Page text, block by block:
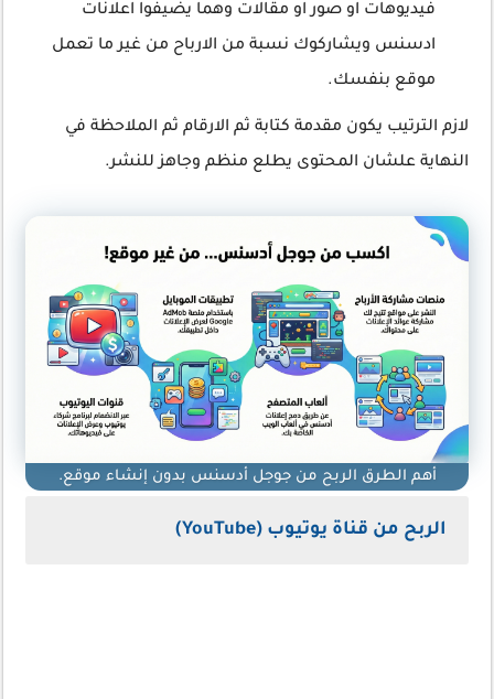
فيديوهات او صور او مقالات وهما يضيفوا اعلانات
ادسنس ويشاركوك نسبة من الارباح من غير ما تعمل
موقع بنفسك.
لازم الترتيب يكون مقدمة كتابة ثم الارقام ثم الملاحظة في
النهاية علشان المحتوى يطلع منظم وجاهز للنشر.
أهم الطرق الربح من جوجل أدسنس بدون إنشاء موقع.
الربح من قناة يوتيوب (YouTube)